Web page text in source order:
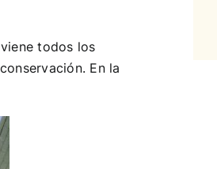
todos los
En la